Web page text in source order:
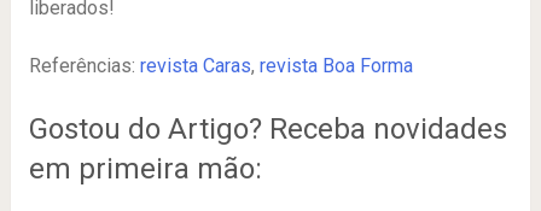
liberados!
Referências: revista Caras, revista Boa Forma
Gostou do Artigo? Receba novidades
em primeira mão: